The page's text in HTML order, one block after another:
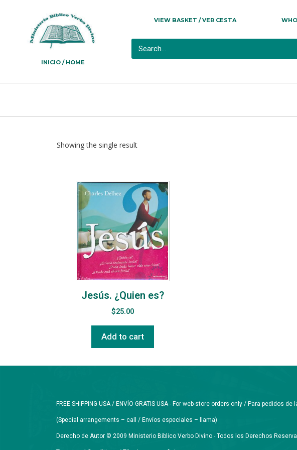
INICIO / HOME
VIEW BASKET / VER CESTA
Showing the single result
Jesús. ¿Quien es?
$25.00
Add to cart
FREE SHIPPING USA / ENVÍO GRATIS USA - For web-store orders only / Para pedidos
(Special arrangements – call / Envíos especiales – llama)
Derecho de Autor © 2009 Ministerio Biblico Verbo Divino - Todos los Derechos